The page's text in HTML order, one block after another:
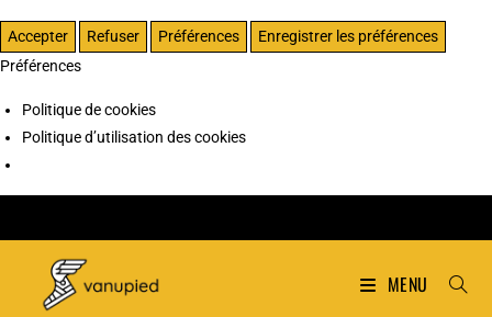
Accepter Refuser Préférences
Enregistrer les préférences
Préférences
Politique de cookies
Politique d’utilisation des cookies
MENU